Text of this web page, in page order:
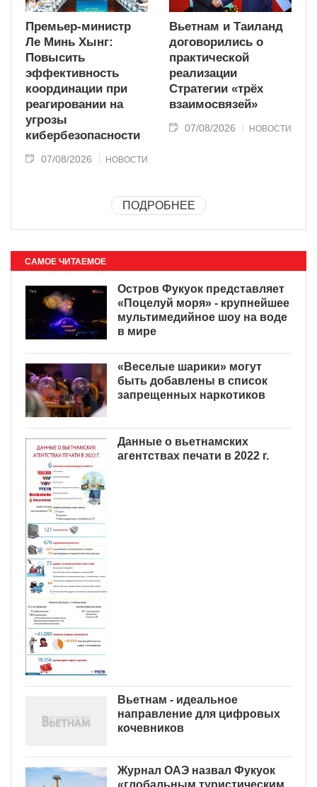
Премьер-министр
Ле Минь Хынг:
Повысить
эффективность
координации при
реагировании на
угрозы
кибербезопасности
07/08/2026 НОВОСТИ
Вьетнам и Таиланд
договорились о
практической
реализации
Стратегии «трёх
взаимосвязей»
07/08/2026 НОВОСТИ
ПОДРОБНЕЕ
САМОЕ ЧИТАЕМОЕ
Остров Фукуок представляет
«Поцелуй моря» - крупнейшее
мультимедийное шоу на воде
в мире
«Веселые шарики» могут
быть добавлены в список
запрещенных наркотиков
Данные о вьетнамских
агентствах печати в 2022 г.
Вьетнам - идеальное
направление для цифровых
кочевников
Журнал ОАЭ назвал Фукуок
«глобальным туристическим